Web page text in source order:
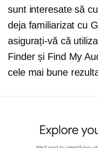
sunt interesate să
deja familiarizat cu
asigurați-vă că
Finder și Find My
cele mai bune